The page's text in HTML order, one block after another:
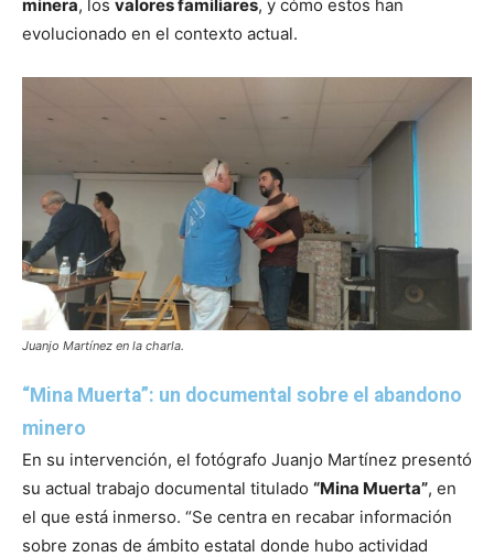
minera, los valores familiares, y cómo estos han
evolucionado en el contexto actual.
Juanjo Martínez en la charla.
“Mina Muerta”: un documental sobre el abandono
minero
En su intervención, el fotógrafo Juanjo Martínez presentó
su actual trabajo documental titulado “Mina Muerta”, en
el que está inmerso. “Se centra en recabar información
sobre zonas de ámbito estatal donde hubo actividad